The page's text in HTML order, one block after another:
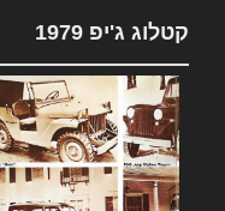
קטלוג ג'יפ 1979